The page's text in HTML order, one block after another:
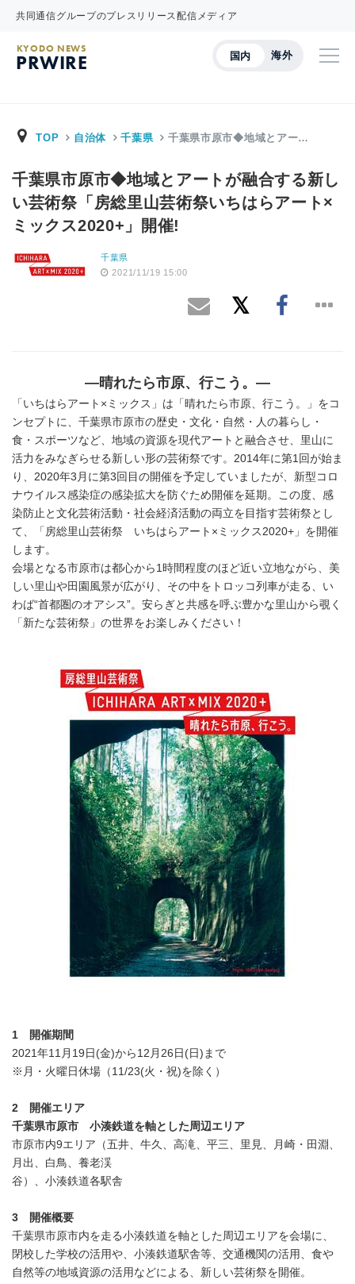
共同通信グループのプレスリリース配信メディア
国内 海外
KYODO NEWS
PRWIRE
TOP 自治体 千葉県 千葉県市原市◆地域とアー…
千葉県市原市◆地域とアートが融合する新し
い芸術祭「房総里山芸術祭いちはらアート×
ミックス2020+」開催!
千葉県
2021/11/19 15:00
―晴れたら市原、行こう。―
「いちはらアート×ミックス」は「晴れたら市原、行こう。」をコ
ンセプトに、千葉県市原市の歴史・文化・自然・人の暮らし・
食・スポーツなど、地域の資源を現代アートと融合させ、里山に
活力をみなぎらせる新しい形の芸術祭です。2014年に第1回が始ま
り、2020年3月に第3回目の開催を予定していましたが、新型コロ
ナウイルス感染症の感染拡大を防ぐため開催を延期。この度、感
染防止と文化芸術活動・社会経済活動の両立を目指す芸術祭とし
て、「房総里山芸術祭 いちはらアート×ミックス2020+」を開催
します。
会場となる市原市は都心から1時間程度のほど近い立地ながら、美
しい里山や田園風景が広がり、その中をトロッコ列車が走る、い
わば“首都圏のオアシス”。安らぎと共感を呼ぶ豊かな里山から覗く
「新たな芸術祭」の世界をお楽しみください！
1 開催期間
2021年11月19日(金)から12月26日(日)まで
※月・火曜日休場（11/23(火・祝)を除く）
2 開催エリア
千葉県市原市 小湊鉄道を軸とした周辺エリア
市原市内9エリア（五井、牛久、高滝、平三、里見、月崎・田淵、
月出、白鳥、養老渓
谷）、小湊鉄道各駅舎
3 開催概要
千葉県市原市内を走る小湊鉄道を軸とした周辺エリアを会場に、
閉校した学校の活用や、小湊鉄道駅舎等、交通機関の活用、食や
自然等の地域資源の活用などによる、新しい芸術祭を開催。